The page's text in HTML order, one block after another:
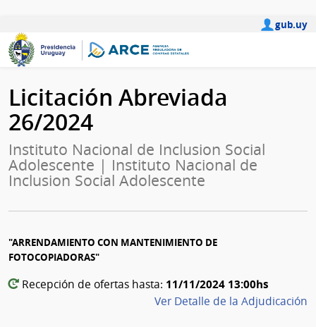
gub.uy
Licitación Abreviada
26/2024
Instituto Nacional de Inclusion Social
Adolescente | Instituto Nacional de
Inclusion Social Adolescente
"ARRENDAMIENTO CON MANTENIMIENTO DE
FOTOCOPIADORAS"
Recepción de ofertas hasta: 11/11/2024 13:00hs
Ver Detalle de la Adjudicación